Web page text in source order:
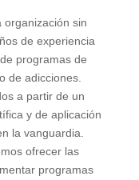
organización sin
de experiencia
programas de
de adicciones.
a partir de un
y de aplicación
la vanguardia.
ofrecer las
programas